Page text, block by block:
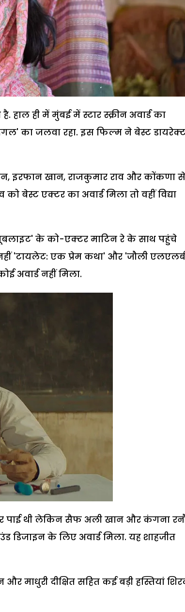
हाल ही में मुंबई में स्टार स्क्रीन अवार्ड का
का जलवा रहा. इस फिल्म ने बेस्ट
इरफान खान, राजकुमार राव और कोंकणा
बेस्ट एक्टर का अवार्ड मिला तो वहीं विद्या
के को-एक्टर माटिन रे के साथ पहुंचे
'टायलेट: एक प्रेम कथा' और 'जौली
अवार्ड नहीं मिला.
थी लेकिन सैफ अली खान और कंगना
डिजाइन के लिए अवार्ड मिला. यह शाहजीत
माधुरी दीक्षित सहित कई बड़ी हस्तियां